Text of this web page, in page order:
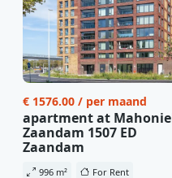
€ 1576.00 / per maand
apartment at
Zaandam 1507 ED
Zaandam
996 m² For Rent